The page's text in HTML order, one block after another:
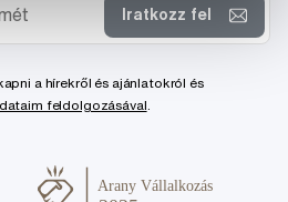
Iratkozz fel
a hírekről és ajánlatokról és
feldolgozásával